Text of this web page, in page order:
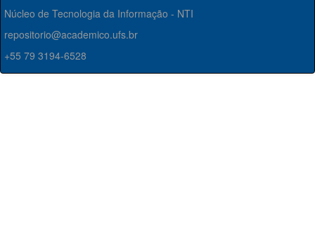
Núcleo de Tecnologia da Informação - NTI
repositorio@academico.ufs.br
+55 79 3194-6528